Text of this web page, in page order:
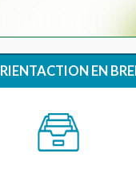
EN